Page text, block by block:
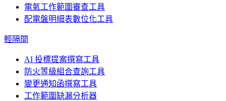
電氣工作範圍審查工具
配電盤明細表數位化工具
輕隔間
AI 投標提案撰寫工具
防火等級組合查詢工具
變更通知函撰寫工具
工作範圍缺漏分析器